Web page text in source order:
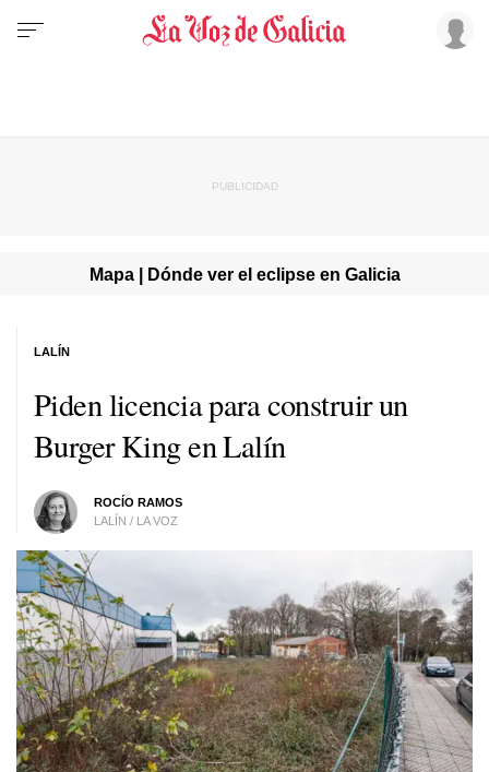
Mapa | Dónde ver el eclipse en Galicia
Piden licencia para construir un
Burger King en Lalín
ROCÍO RAMOS
LALÍN / LA VOZ
LALÍN